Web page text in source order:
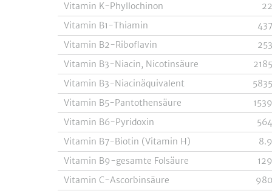
Vitamin K-Phyllochinon
22
Vitamin B1-Thiamin
437
Vitamin B2-Riboflavin
253
Vitamin B3-Niacin, Nicotinsäure
2185
Vitamin B3-Niacinäquivalent
5835
Vitamin B5-Pantothensäure
1539
Vitamin B6-Pyridoxin
564
Vitamin B7-Biotin (Vitamin H)
8.9
Vitamin B9-gesamte Folsäure
129
Vitamin C-Ascorbinsäure
980